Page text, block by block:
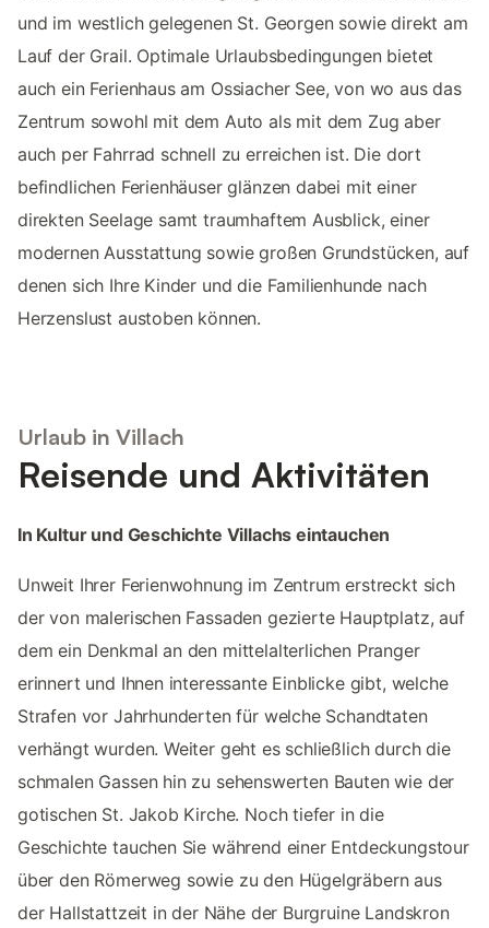
und im westlich gelegenen St. Georgen sowie direkt am
Lauf der Grail. Optimale Urlaubsbedingungen bietet
auch ein Ferienhaus am Ossiacher See, von wo aus das
Zentrum sowohl mit dem Auto als mit dem Zug aber
auch per Fahrrad schnell zu erreichen ist. Die dort
befindlichen Ferienhäuser glänzen dabei mit einer
direkten Seelage samt traumhaftem Ausblick, einer
modernen Ausstattung sowie großen Grundstücken, auf
denen sich Ihre Kinder und die Familienhunde nach
Herzenslust austoben können.
Urlaub in Villach
Reisende und Aktivitäten
In Kultur und Geschichte Villachs eintauchen
Unweit Ihrer Ferienwohnung im Zentrum erstreckt sich
der von malerischen Fassaden gezierte Hauptplatz, auf
dem ein Denkmal an den mittelalterlichen Pranger
erinnert und Ihnen interessante Einblicke gibt, welche
Strafen vor Jahrhunderten für welche Schandtaten
verhängt wurden. Weiter geht es schließlich durch die
schmalen Gassen hin zu sehenswerten Bauten wie der
gotischen St. Jakob Kirche. Noch tiefer in die
Geschichte tauchen Sie während einer Entdeckungstour
über den Römerweg sowie zu den Hügelgräbern aus
der Hallstattzeit in der Nähe der Burgruine Landskron